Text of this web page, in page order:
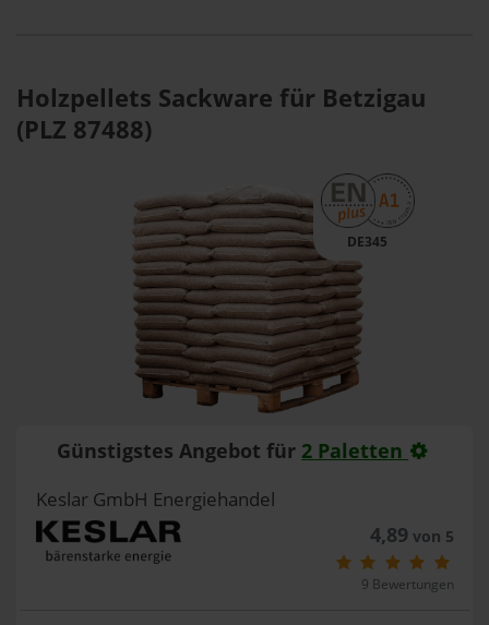
Holzpellets Sackware für Betzigau
(PLZ 87488)
DE345
Günstigstes Angebot für 2 Paletten
Keslar GmbH Energiehandel
4,89von 5
9 Bewertungen